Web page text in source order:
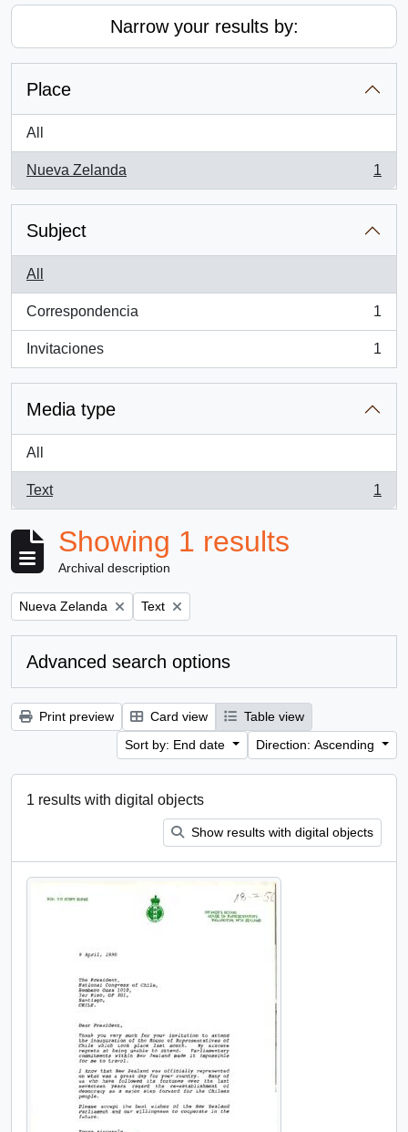
Narrow your results by:
Place
All
Nueva Zelanda
, 1 results
1
Subject
All
Correspondencia
, 1 results
1
Invitaciones
, 1 results
1
Media type
All
Text
, 1 results
1
Showing 1 results
Archival description
Remove filter:
Nueva Zelanda Remove filter:
Text
Advanced search options
Print preview Card view
Table view
Sort by: End date
Direction: Ascending
1 results with digital objects
Show results with digital objects